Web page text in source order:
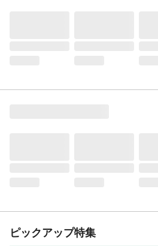
ピックアップ特集